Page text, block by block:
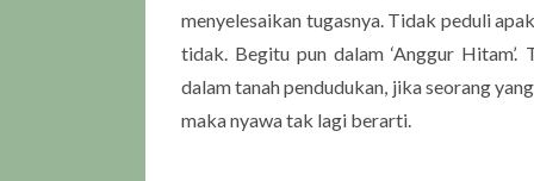
menyelesaikan tugasnya. Tidak peduli
tidak. Begitu pun dalam ‘Anggur
dalam tanah pendudukan, jika seorang
maka nyawa tak lagi berarti.